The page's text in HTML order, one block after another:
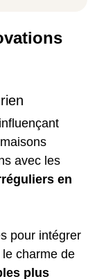
influençant
avec les
en
pour intégrer
charme de
plus